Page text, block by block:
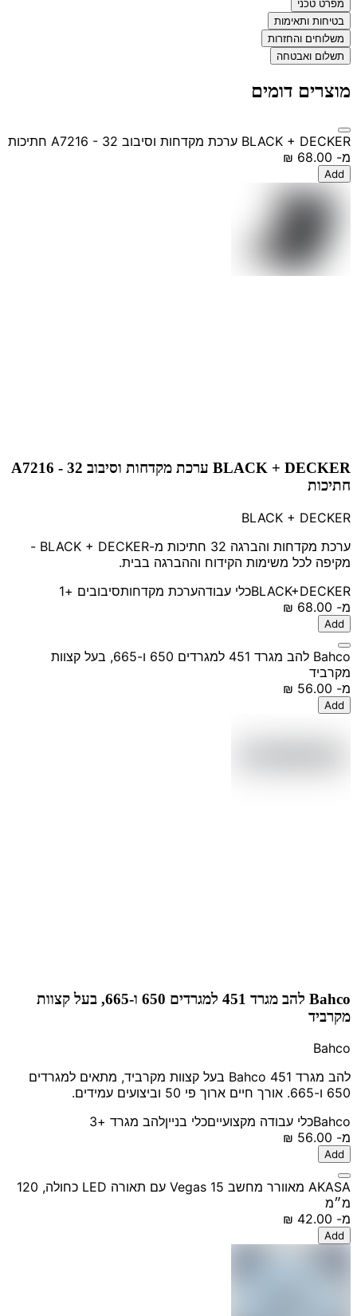
מפרט טכני
בטיחות ותאימות
משלוחים והחזרות
תשלום ואבטחה
מוצרים דומים
BLACK + DECKER ערכת מקדחות וסיבוב A7216 - 32 חתיכות
מ-
Add
BLACK + DECKER ערכת מקדחות וסיבוב A7216 - 32
חתיכות
BLACK + DECKER
ערכת מקדחות והברגה 32 חתיכות מ-BLACK + DECKER -
מקיפה לכל משימות הקידוח וההברגה בבית.
BLACK+DECKERכלי עבודהערכת מקדחותסיבובים +1
מ-
Add
Bahco להב מגרד 451 למגרדים 650 ו-665, בעל קצוות
מקרביד
מ-
Add
Bahco להב מגרד 451 למגרדים 650 ו-665, בעל קצוות
מקרביד
Bahco
להב מגרד Bahco 451 בעל קצוות מקרביד, מתאים למגרדים
650 ו-665. אורך חיים ארוך פי 50 וביצועים עמידים.
Bahcoכלי עבודה מקצועייםכלי בנייןלהב מגרד +3
מ-
Add
AKASA מאוורר מחשב Vegas 15 עם תאורה LED כחולה, 120
מ״מ
מ-
Add